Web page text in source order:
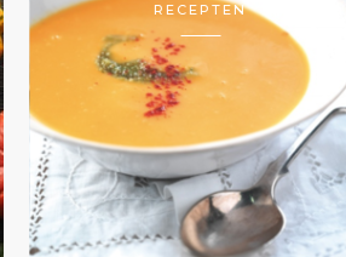
RECEPTEN